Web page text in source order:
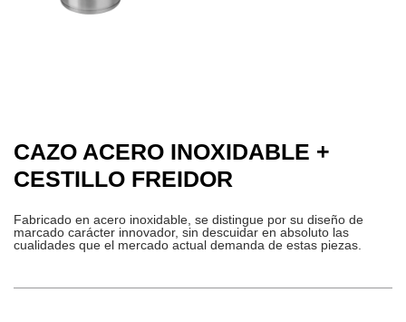
CAZO ACERO INOXIDABLE +
CESTILLO FREIDOR
Fabricado en acero inoxidable, se distingue por su diseño de
marcado carácter innovador, sin descuidar en absoluto las
cualidades que el mercado actual demanda de estas piezas.